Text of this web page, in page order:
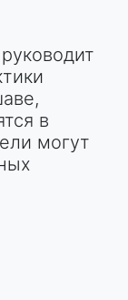
в
могут